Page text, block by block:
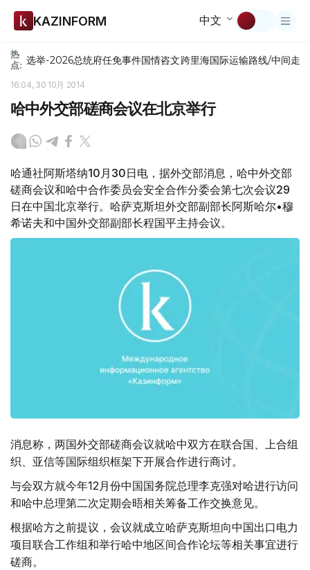
KAZINFORM 中文
热
点: 选举-2026总统府任免事件国情咨文跨里海国际运输路线/中间走廊
16:04, 30 10月 2014
哈中外交部磋商会议在北京举行
哈通社阿斯塔纳10月30日电，据外交部消息，哈中外交部
磋商会议和哈中合作委员会安全合作分委会第七次会议29
日在中国北京举行。哈萨克斯坦外交部副部长阿斯哈尔•穆
希诺夫和中国外交部副部长程国平主持会议。
消息称，两国外交部磋商会议就哈中双方在联合国、上合组
织、亚信等国际组织框架下开展合作进行商讨。
与会双方就今年12月份中国国务院总理李克强对哈进行访问
和哈中总理第二次定期会晤相关筹备工作交换意见。
根据哈方之前提议，会议就成立哈萨克斯坦向中国出口电力
项目联合工作组和举行哈中地区间合作论坛等相关事宜进行
磋商。